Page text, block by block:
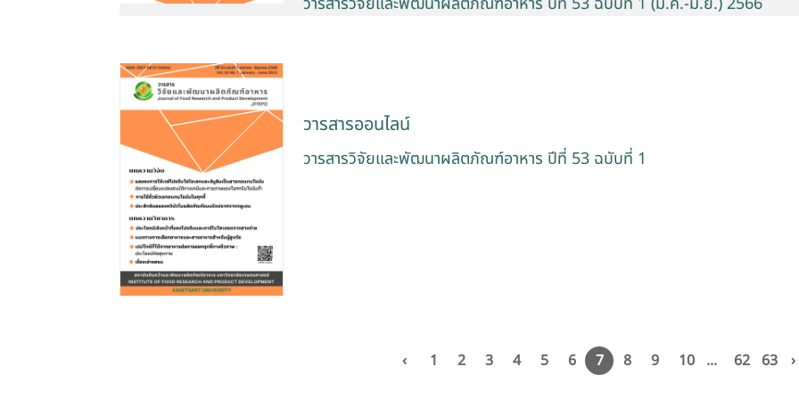
วารสารออนไลน์
วารสารวิจัยและพัฒนาผลิตภัณฑ์อาหาร ปีที่ 53 ฉบับที่ 1
‹ 1 2 3 4 5 6 7 8 9 10 ... 62 63 ›